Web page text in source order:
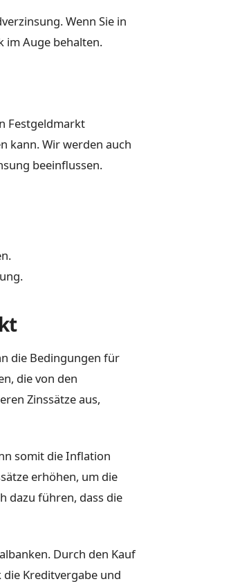
Wenn Sie in
im Auge behalten.
Festgeldmarkt
kann. Wir werden auch
beeinflussen.
die Bedingungen für
die von den
Zinssätze aus,
somit die Inflation
erhöhen, um die
dazu führen, dass die
Durch den Kauf
Kreditvergabe und